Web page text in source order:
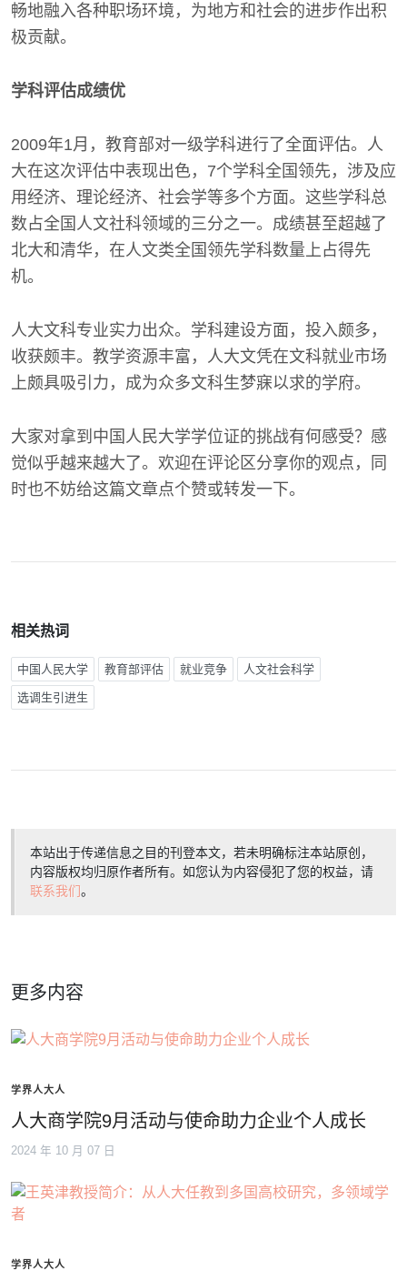
畅地融入各种职场环境，为地方和社会的进步作出积
极贡献。
学科评估成绩优
2009年1月，教育部对一级学科进行了全面评估。人
大在这次评估中表现出色，7个学科全国领先，涉及应
用经济、理论经济、社会学等多个方面。这些学科总
数占全国人文社科领域的三分之一。成绩甚至超越了
北大和清华，在人文类全国领先学科数量上占得先
机。
人大文科专业实力出众。学科建设方面，投入颇多，
收获颇丰。教学资源丰富，人大文凭在文科就业市场
上颇具吸引力，成为众多文科生梦寐以求的学府。
大家对拿到中国人民大学学位证的挑战有何感受？感
觉似乎越来越大了。欢迎在评论区分享你的观点，同
时也不妨给这篇文章点个赞或转发一下。
相关热词
中国人民大学 教育部评估 就业竞争 人文社会科学
选调生引进生
本站出于传递信息之目的刊登本文，若未明确标注本站原创，
内容版权均归原作者所有。如您认为内容侵犯了您的权益，请
联系我们。
更多内容
学界人大人
人大商学院9月活动与使命助力企业个人成长
2024 年 10 月 07 日
学界人大人